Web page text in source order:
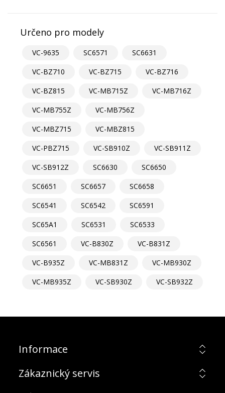
Určeno pro modely
VC-9635 SC6571
SC6631
VC-BZ710
VC-BZ715
VC-BZ716
VC-BZ815
VC-MB715Z
VC-MB716Z
VC-MB755Z
VC-MB756Z
VC-MBZ715
VC-MBZ815
VC-PBZ715
VC-SB910Z
VC-SB911Z
VC-SB912Z
SC6630
SC6650
SC6651
SC6657
SC6658
SC6541
SC6542
SC6591
SC65A1
SC6531
SC6533
SC6561
VC-B830Z
VC-B831Z
VC-B935Z
VC-MB831Z
VC-MB930Z
VC-MB935Z
VC-SB930Z VC-SB932Z
Informace
Zákaznický servis